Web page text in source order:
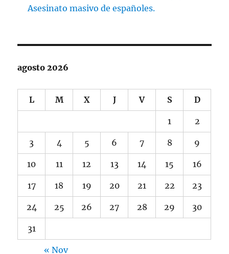
Asesinato masivo de españoles.
agosto 2026
L M X J V S D
1 2
3 4 5 6 7 8 9
10 11 12 13 14 15 16
17 18 19 20 21 22 23
24 25 26 27 28 29 30
31
« Nov